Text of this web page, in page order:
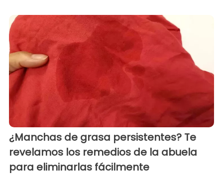
¿Manchas de grasa persistentes? Te
revelamos los remedios de la abuela
para eliminarlas fácilmente